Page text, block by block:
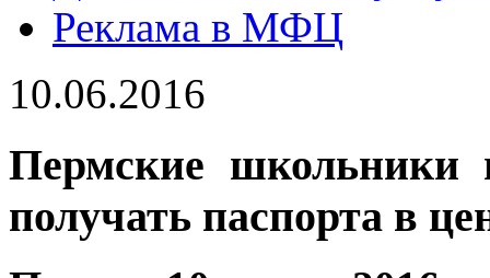
Реклама в МФЦ
10.06.2016
Пермские школьники
получать паспорта в